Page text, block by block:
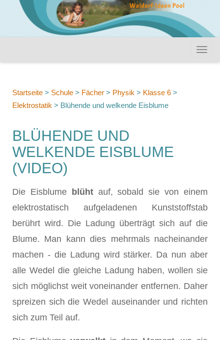
Startseite > Schule > Fächer > Physik > Klasse 6 >
Elektrostatik > Blühende und welkende Eisblume
BLÜHENDE UND
WELKENDE EISBLUME
(VIDEO)
Die Eisblume blühtauf, sobald sie von einem
elektrostatisch aufgeladenen Kunststoffstab
berührt wird. Die Ladung überträgt sich auf die
Blume. Man kann dies mehrmals nacheinander
machen - die Ladung wird stärker. Da nun aber
alle Wedel die gleiche Ladung haben, wollen sie
sich möglichst weit voneinander entfernen. Daher
spreizen sich die Wedel auseinander und richten
sich zum Teil auf.